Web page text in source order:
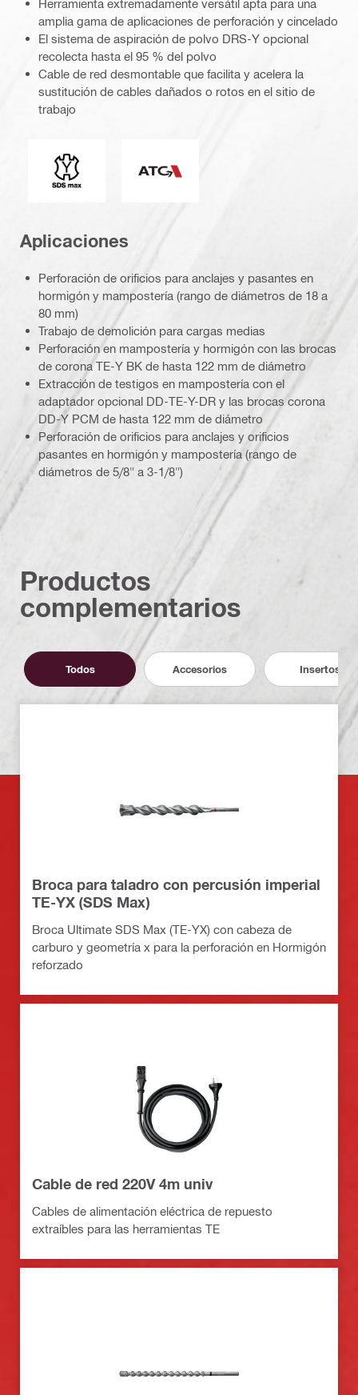
Herramienta extremadamente versátil apta para una
amplia gama de aplicaciones de perforación y cincelado
El sistema de aspiración de polvo DRS-Y opcional
recolecta hasta el 95 % del polvo
Cable de red desmontable que facilita y acelera la
sustitución de cables dañados o rotos en el sitio de
trabajo
Conexión
Aplicaciones
Perforación de orificios para anclajes y pasantes en
hormigón y mampostería (rango de diámetros de 18 a
80 mm)
Trabajo de demolición para cargas medias
Perforación en mampostería y hormigón con las brocas
de corona TE-Y BK de hasta 122 mm de diámetro
Extracción de testigos en mampostería con el
adaptador opcional DD-TE-Y-DR y las brocas corona
DD-Y PCM de hasta 122 mm de diámetro
Perforación de orificios para anclajes y orificios
pasantes en hormigón y mampostería (rango de
diámetros de 5/8" a 3-1/8")
Productos
complementarios
Todos Accesorios Insertos
Broca para taladro con percusión imperial
TE-YX (SDS Max)
Broca Ultimate SDS Max (TE-YX) con cabeza de
carburo y geometría x para la perforación en Hormigón
reforzado
Cable de red 220V 4m univ
Cables de alimentación eléctrica de repuesto
extraíbles para las herramientas TE